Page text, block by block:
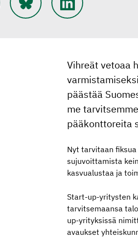
Vihreät vetoaa
päästää
me
pääkonttoreita
Nyt tarvitaan
sujuvoittamista
kasvualustaa ja
Start-up-yritysten
tarvitsemaansa
up-yrityksissä
avaukset